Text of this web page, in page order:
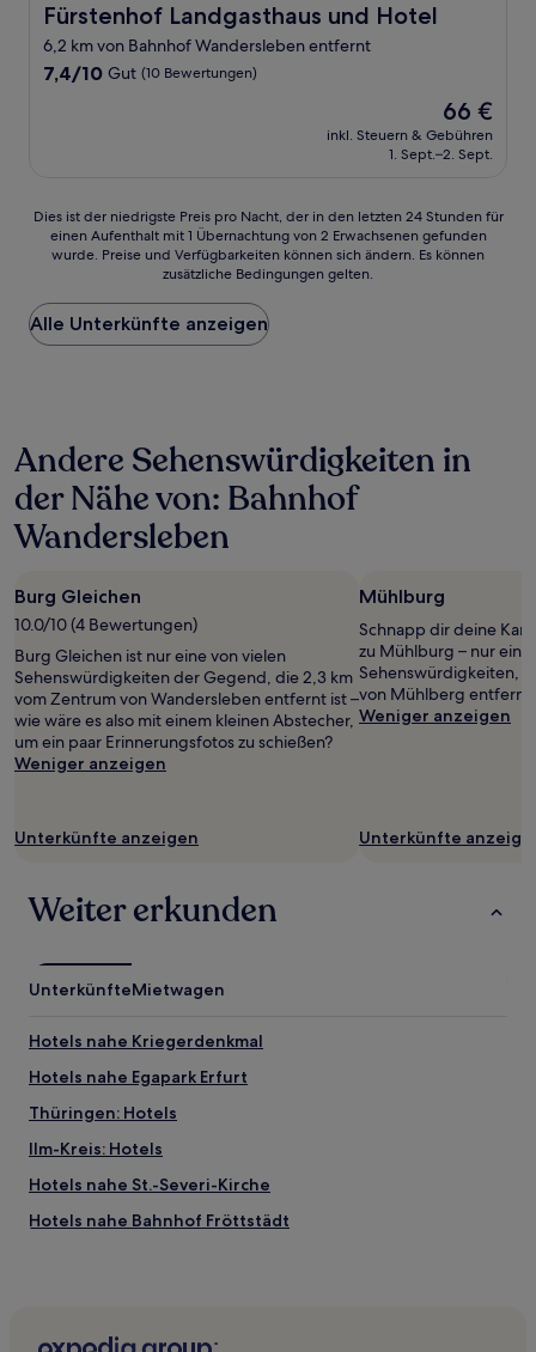
Fürstenhof Landgasthaus und Hotel
Fürstenhof Landgasthaus und Hotel
6,2 km von Bahnhof Wandersleben entfernt
7.4
7,4/10 Gut (10 Bewertungen)
Der
Preis
beträgt
66 €
inkl. Steuern & Gebühren
1. Sept.–2. Sept.
Dies
der
Preis
pro
Nacht,
24 Stunden
für
einen
Aufenthalt
mit
2 Erwachsenen
gefunden
wurde.
Preise
und
Verfügbarkeiten
können
sich
ändern.
zusätzliche
Dies ist der niedrigste Preis pro Nacht, der in den letzten 24 Stunden für
einen Aufenthalt mit 1 Übernachtung von 2 Erwachsenen gefunden
wurde. Preise und Verfügbarkeiten können sich ändern. Es können
zusätzliche Bedingungen gelten.
Alle Unterkünfte anzeigen
Andere Sehenswürdigkeiten in
der Nähe von: Bahnhof
Wandersleben
Burg Gleichen
10.0/10 (4 Bewertungen)
Burg Gleichen ist nur eine von vielen
Sehenswürdigkeiten der Gegend, die 2,3 km
vom Zentrum von Wandersleben entfernt ist –
wie wäre es also mit einem kleinen Abstecher,
um ein paar Erinnerungsfotos zu schießen?
Weniger anzeigen
Unterkünfte anzeigen
Mühlburg
Schnapp dir deine
zu Mühlburg – nur eine
Sehenswürdigkeiten,
von Mühlberg entfernt
Weniger anzeigen
Unterkünfte
Weiter erkunden
UnterkünfteMietwagen
Hotels nahe Kriegerdenkmal
Hotels nahe Egapark Erfurt
Thüringen: Hotels
Ilm-Kreis: Hotels
Hotels nahe St.-Severi-Kirche
Hotels nahe Bahnhof Fröttstädt